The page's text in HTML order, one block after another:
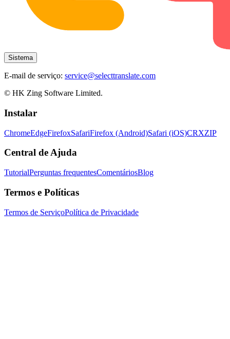
Sistema
E-mail de serviço: service@selecttranslate.com
© HK Zing Software Limited.
Instalar
ChromeEdgeFirefoxSafariFirefox (Android)Safari (iOS)CRXZIP
Central de Ajuda
TutorialPerguntas frequentesComentáriosBlog
Termos e Políticas
Termos de ServiçoPolítica de Privacidade